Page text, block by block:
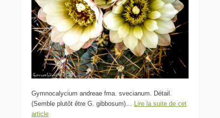
Gymnocalycium andreae fma. svecianum. Détail.
(Semble plutôt être G. gibbosum)…
Lire la suite de cet
article